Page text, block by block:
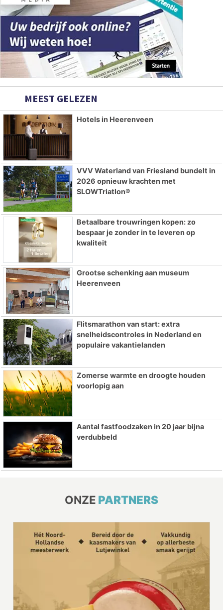
MEEST GELEZEN
Hotels in Heerenveen
VVV Waterland van Friesland bundelt in
2026 opnieuw krachten met
SLOWTriatlon®
Betaalbare trouwringen kopen: zo
bespaar je zonder in te leveren op
kwaliteit
Grootse schenking aan museum
Heerenveen
Flitsmarathon van start: extra
snelheidscontroles in Nederland en
populaire vakantielanden
Zomerse warmte en droogte houden
voorlopig aan
Aantal fastfoodzaken in 20 jaar bijna
verdubbeld
ONZE PARTNERS